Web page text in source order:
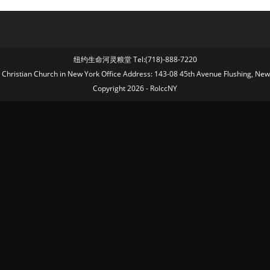
纽约生命河灵粮堂 Tel:(718)-888-7220
Christian Church in New York Office Address: 143-08 45th Avenue Flushing,
Copyright 2026 - RolccNY